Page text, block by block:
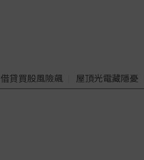
借貸買股風險飆 屋頂光電藏隱憂